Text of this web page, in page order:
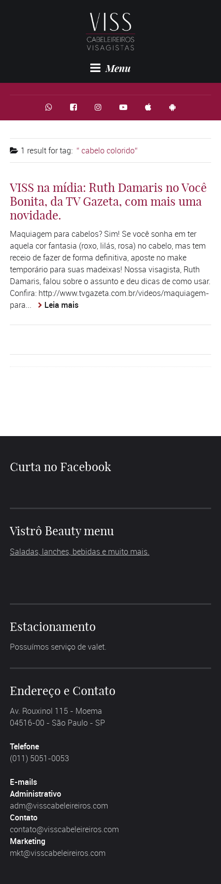
Menu
1 result fortag: cabelo colorido
VISS na mídia: Ruth Damaris no Você
Bonita, da TV Gazeta, com mais uma
novidade.
Maquiagem para cabelos? Sim! Se você sonha em ter
aquela cor fantasia (roxo, lilás, rosa) no cabelo, mas tem
receio de fazer de forma definitiva, aposte no make
temporário para suas madeixas! Nossa visagista, Ruth
Damaris, falou sobre o assunto e deu dicas de como usar.
Confira: http://www.tvgazeta.com.br/videos/maquiagem-
para...
Leia mais
Curta no Facebook
Vistrô Beauty menu
Saladas, lanches, bebidas e muito mais.
Estacionamento
Possuímos serviço de valet.
Endereço e Contato
Av. Rouxinol 115 - Moema
04516-00 - São Paulo - SP
Telefone
(011) 5051-0053
E-mails
Administrativo
adm@visscabeleireiros.com
Contato
contato@visscabeleireiros.com
Marketing
mkt@visscabeleireiros.com